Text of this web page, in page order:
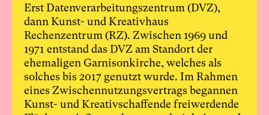
Erst Datenverarbeitungszentrum (DVZ),
dann Kunst- und Kreativhaus
Rechenzentrum (RZ). Zwischen 1969 und
1971 entstand das DVZ am Standort der
ehemaligen Garnisonkirche, welches als
solches bis 2017 genutzt wurde. Im Rahmen
eines Zwischennutzungsvertrags begannen
Kunst- und Kreativschaffende freiwerdende